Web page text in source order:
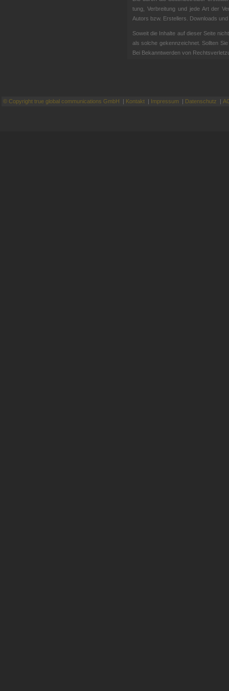
tung, Ver­brei­tung und jede Art der
Autors bzw. Er­stel­lers. Down­loads
So­weit die In­hal­te auf die­ser Sei­te
als sol­che ge­kenn­zeich­net. Soll­ten
Bei Be­kannt­wer­den von
© Copyright true global communications GmbH | Kontakt | Impressum | Datenschutz |